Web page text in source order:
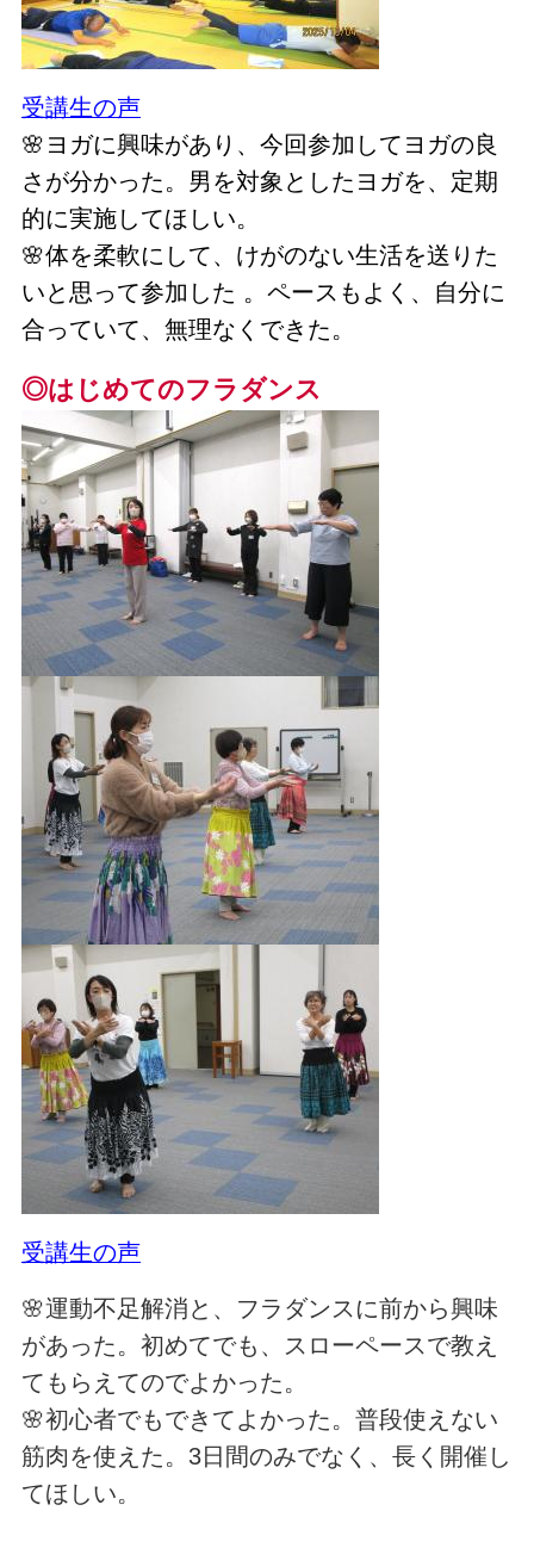
受講生の声
🌸ヨガに興味があり、今回参加してヨガの良
さが分かった。男を対象としたヨガを、定期
的に実施してほしい。
🌸体を柔軟にして、けがのない生活を送りた
いと思って参加した 。ペースもよく、自分に
合っていて、無理なくできた。
◎はじめてのフラダンス
受講生の声
🌸運動不足解消と、フラダンスに前から興味
があった。初めてでも、スローペースで教え
てもらえてのでよかった。
🌸初心者でもできてよかった。普段使えない
筋肉を使えた。3日間のみでなく、長く開催し
てほしい。